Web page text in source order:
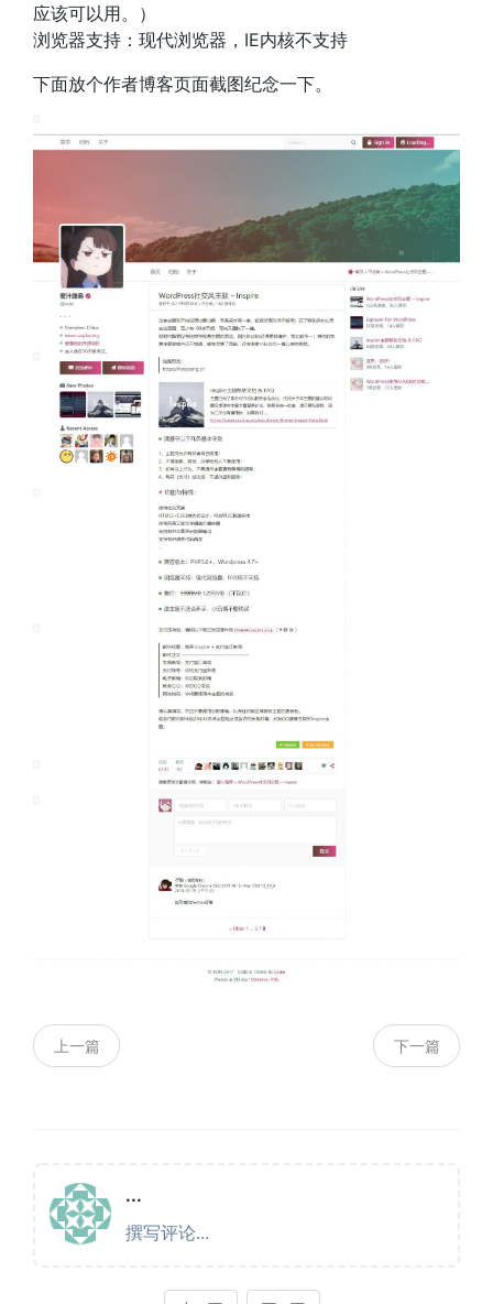
应该可以用。）
浏览器支持：现代浏览器，IE内核不支持
下面放个作者博客页面截图纪念一下。
上一篇 下一篇